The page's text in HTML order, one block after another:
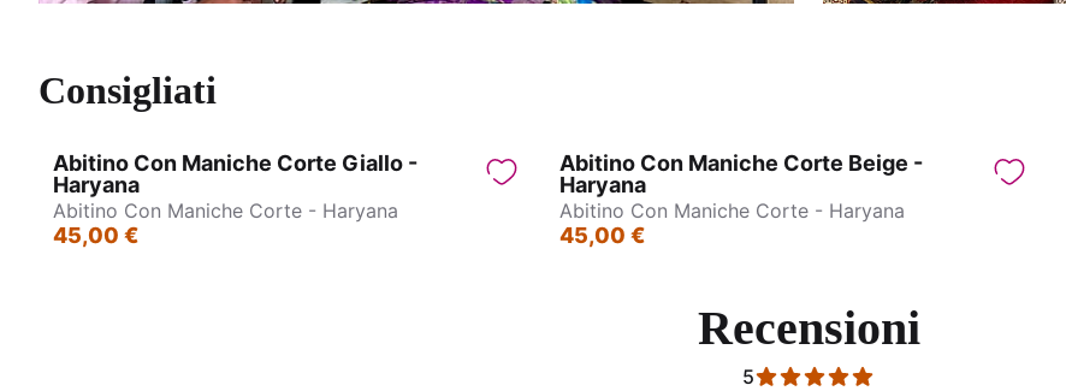
Consigliati
Abitino Con Maniche Corte Giallo -
Haryana
Abitino Con Maniche Corte - Haryana
45,00 €
Abitino Con Maniche Corte Beige -
Haryana
Abitino Con Maniche Corte - Haryana
45,00 €
Recensioni
5